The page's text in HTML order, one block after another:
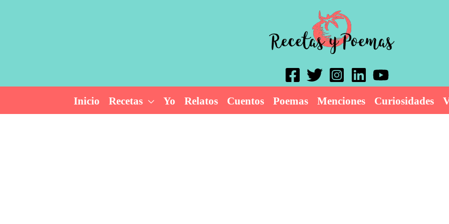
Inicio Recetas Yo Relatos Cuentos Poemas Menciones Curiosidades